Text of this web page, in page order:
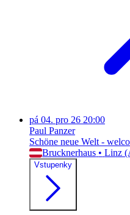
pá 04. pro 26 20:00
Paul Panzer
Schöne neue Welt -
Brucknerhaus • Linz
Vstupenky